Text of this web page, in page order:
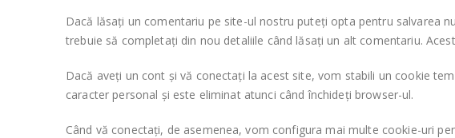
Dacă lăsați un comentariu pe site-ul nostru puteți opta pentru salvarea
trebuie să completați din nou detaliile când lăsați un alt comentariu.
Dacă aveți un cont și vă conectați la acest site, vom stabili un cookie
caracter personal și este eliminat atunci când închideți browser-ul.
Când vă conectați, de asemenea, vom configura mai multe cookie-uri